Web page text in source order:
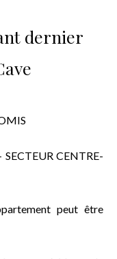
dernier
CENTRE-
peut être